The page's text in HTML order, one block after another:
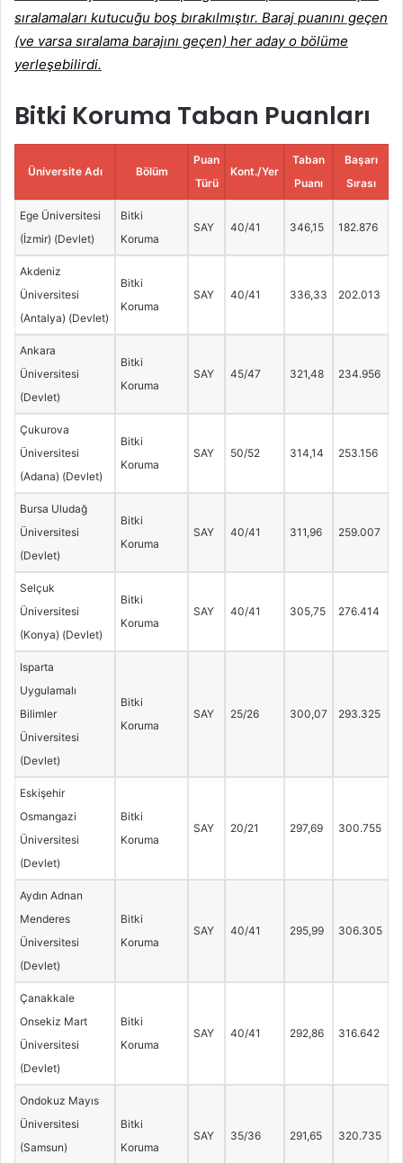
sıralamaları kutucuğu boş bırakılmıştır. Baraj puanını geçen
(ve varsa sıralama barajını geçen) her aday o bölüme
yerleşebilirdi.
Bitki Koruma Taban Puanları
Üniversite Adı Bölüm
Puan
Türü
Kont./Yer
Taban
Puanı
Başarı
Sırası
Ege Üniversitesi
(İzmir) (Devlet)
Bitki
Koruma
SAY 40/41 346,15 182.876
Akdeniz
Üniversitesi
(Antalya) (Devlet)
Bitki
Koruma
SAY 40/41 336,33 202.013
Ankara
Üniversitesi
(Devlet)
Bitki
Koruma
SAY 45/47 321,48 234.956
Çukurova
Üniversitesi
(Adana) (Devlet)
Bitki
Koruma
SAY 50/52 314,14 253.156
Bursa Uludağ
Üniversitesi
(Devlet)
Bitki
Koruma
SAY 40/41 311,96 259.007
Selçuk
Üniversitesi
(Konya) (Devlet)
Bitki
Koruma
SAY 40/41 305,75 276.414
Isparta
Uygulamalı
Bilimler
Üniversitesi
(Devlet)
Bitki
Koruma
SAY 25/26 300,07 293.325
Eskişehir
Osmangazi
Üniversitesi
(Devlet)
Bitki
Koruma
SAY 20/21 297,69 300.755
Aydın Adnan
Menderes
Üniversitesi
(Devlet)
Bitki
Koruma
SAY 40/41 295,99 306.305
Çanakkale
Onsekiz Mart
Üniversitesi
(Devlet)
Bitki
Koruma
SAY 40/41 292,86 316.642
Ondokuz Mayıs
Üniversitesi
(Samsun)
Bitki
Koruma
SAY 35/36 291,65 320.735